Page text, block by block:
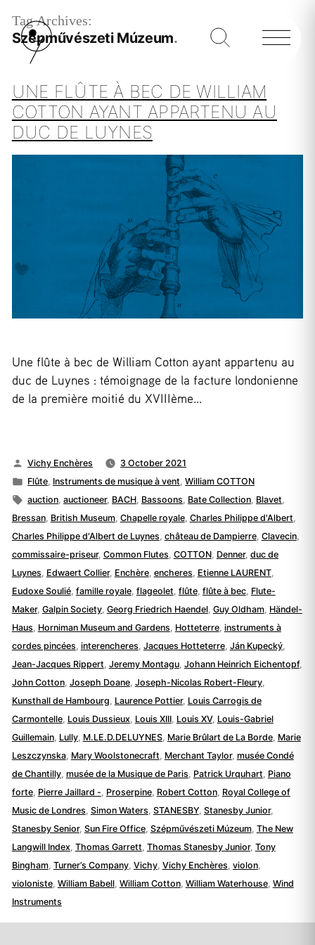
Tag Archives:
Szépművészeti Múzeum
UNE FLÛTE À BEC DE WILLIAM
COTTON AYANT APPARTENU AU
DUC DE LUYNES
Une flûte à bec de William Cotton ayant appartenu au
duc de Luynes : témoignage de la facture londonienne
de la première moitié du XVIIIème…
Posted
by
Vichy Enchères
3 October 2021
Posted
in
Flûte Instruments de musique à vent ,William COTTON
Tags:
auction ,auctioneer, BACH Bassoons Bate Collection Blavet
Bressan, British Museum, Chapelle royale, Charles Philippe d'Albert
Charles Philippe d'Albert de Luynes château de Dampierre, Clavecin,
commissaire-priseur, Common Flutes COTTON, Denner, duc de
Luynes Edwaert Collier, Enchère, encheres Etienne LAURENT,
Eudoxe Soulié, famille royale, flageolet flûte, flûte à bec, Flute-
Maker, Galpin Society, Georg Friedrich Haendel, Guy Oldham, Händel-
Haus Horniman Museum and Gardens Hotteterre, instruments à
cordes pincées interencheres Jacques Hotteterre, Ján Kupecký,
Jean-Jacques Rippert Jeremy Montagu, Johann Heinrich Eichentopf,
John Cotton, Joseph Doane, Joseph-Nicolas Robert-Fleury,
Kunsthall de Hambourg Laurence Pottier, Louis Carrogis de
Carmontelle, Louis Dussieux, Louis XIII, Louis XV, Louis-Gabriel
Guillemain, Lully, M.LE.D.DELUYNES, Marie Brûlart de La Borde, Marie
Leszczynska, Mary Woolstonecraft Merchant Taylor, musée Condé
de Chantilly, musée de la Musique de Paris Patrick Urquhart Piano
forte, Pierre Jaillard - Proserpine, Robert Cotton, Royal College of
Music de Londres Simon Waters STANESBY, Stanesby Junior,
Stanesby Senior, Sun Fire Office, Szépművészeti Múzeum, The New
Langwill Index, Thomas Garrett Thomas Stanesby Junior, Tony
Bingham, Turner’s Company, Vichy, Vichy Enchères violon,
violoniste, William Babell, William Cotton, William Waterhouse, Wind
Instruments